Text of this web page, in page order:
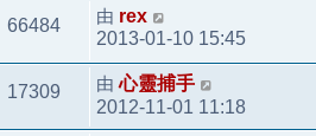
66484 由 rex
2013-01-10 15:45
17309 由心靈捕手
2012-11-01 11:18